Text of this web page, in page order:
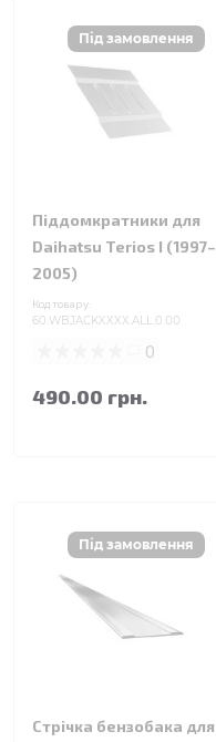
Піддомкратники для
Daihatsu Terios I (1997–
2005)
Код товару:
60.WBJACKXXXX.ALL.0.00
0
490.00 грн.
Стрічка бензобака для